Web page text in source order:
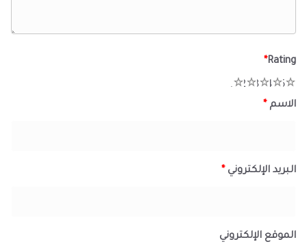
Rating
*
5
4
3
2
الاسم *
البريد الإلكتروني *
الموقع الإلكتروني